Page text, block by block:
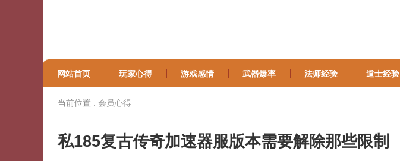
网站首页 玩家心得 游戏感情 武器爆率 法师经验 道士经验
当前位置 : 会员心得
私185复古传奇加速器服版本需要解除那些限制